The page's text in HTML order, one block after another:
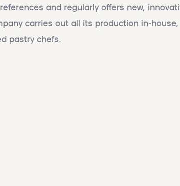
and regularly offers new,
carries out all its production in-
pastry chefs.